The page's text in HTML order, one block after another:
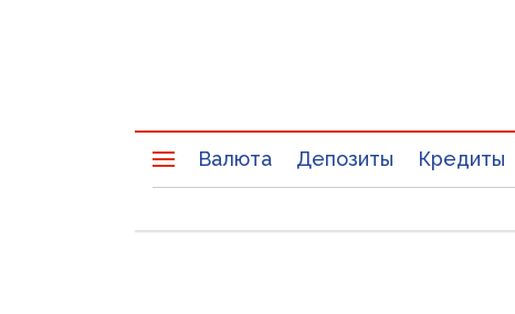
Валюта Депозиты Кредиты